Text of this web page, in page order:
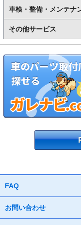
車検・整備・メンテナ
その他サービス
FAQ
お問い合わせ